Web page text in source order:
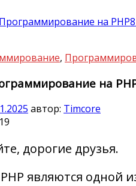
на
,
на
автор: Timcore
19
дорогие друзья.
являются одной